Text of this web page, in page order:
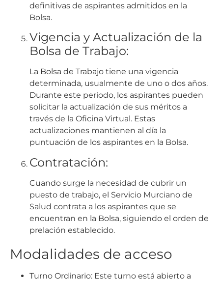
definitivas de aspirantes admitidos en la
Bolsa.
Vigencia y Actualización de la
Bolsa de Trabajo:
La Bolsa de Trabajo tiene una vigencia
determinada, usualmente de uno o dos años.
Durante este periodo, los aspirantes pueden
solicitar la actualización de sus méritos a
través de la Oficina Virtual. Estas
actualizaciones mantienen al día la
puntuación de los aspirantes en la Bolsa.
Contratación:
Cuando surge la necesidad de cubrir un
puesto de trabajo, el Servicio Murciano de
Salud contrata a los aspirantes que se
encuentran en la Bolsa, siguiendo el orden de
prelación establecido.
Modalidades de acceso
Turno Ordinario: Este turno está abierto a